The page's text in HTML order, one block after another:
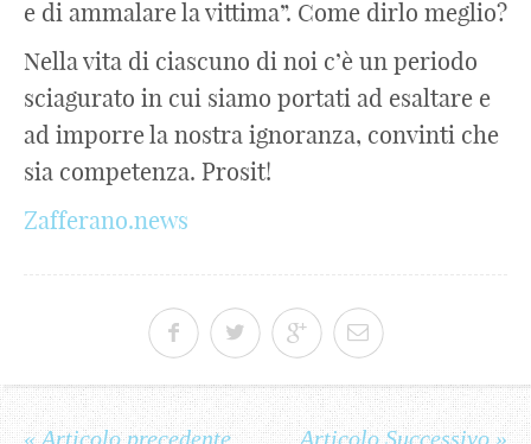
e di ammalare la vittima”. Come dirlo meglio?
Nella vita di ciascuno di noi c’è un periodo
sciagurato in cui siamo portati ad esaltare e
ad imporre la nostra ignoranza, convinti che
sia competenza. Prosit!
Zafferano.news
« Articolo precedente Articolo Successivo »